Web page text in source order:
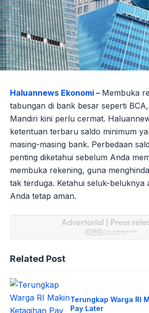
Haluannews Ekonomi – Membuka
tabungan di bank besar seperti
Mandiri kini perlu cermat.
ketentuan terbaru saldo minimum
masing-masing bank. Perbedaan
penting diketahui sebelum Anda
membuka rekening, guna
tak terduga. Ketahui seluk-beluknya
Anda tetap aman.
Related Post
Terungkap Warga RI
Pay Later